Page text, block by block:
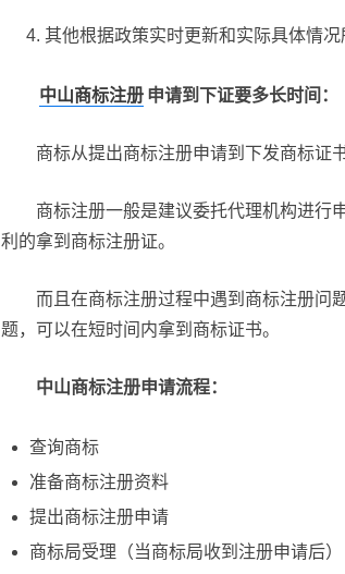
其他根据政策实时更新和实际具体情
中山商标注册 申请到下证要多长时间：
商标从提出商标注册申请到下发商标证
商标注册一般是建议委托代理机构进行
利的拿到商标注册证。
而且在商标注册过程中遇到商标注册问
题，可以在短时间内拿到商标证书。
中山商标注册申请流程：
查询商标
准备商标注册资料
提出商标注册申请
商标局受理（当商标局收到注册申请后）